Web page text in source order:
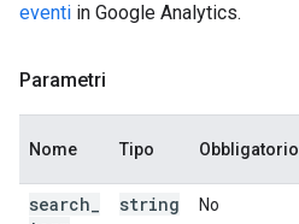
eventi in Google Analytics.
Parametri
Nome Tipo Obbligatorio
search string No